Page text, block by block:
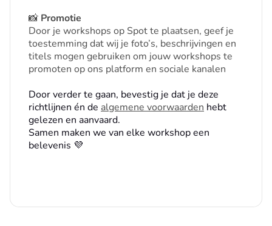
📸 Promotie
Door je workshops op Spot te plaatsen, geef je
toestemming dat wij je foto’s, beschrijvingen en
titels mogen gebruiken om jouw workshops te
promoten op ons platform en sociale kanalen
Door verder te gaan, bevestig je dat je deze
richtlijnen én de algemene voorwaarden hebt
gelezen en aanvaard.
Samen maken we van elke workshop een
belevenis 💜